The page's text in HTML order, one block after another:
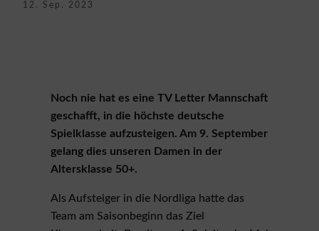
12. Sep. 2023
Noch nie hat es eine TV Letter Mannschaft
geschafft, in die höchste deutsche
Spielklasse aufzusteigen. Am 9. September
gelang dies unseren Damen in der
Altersklasse 50+.
Als Aufsteiger in die Nordliga hatte das
Team am Saisonbeginn das Ziel